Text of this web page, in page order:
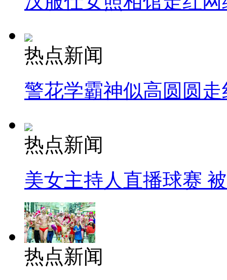
热点新闻
警花学霸神似高圆圆走
热点新闻
美女主持人直播球赛
热点新闻